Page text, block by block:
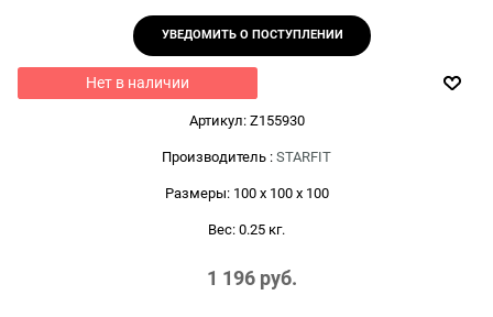
УВЕДОМИТЬ О ПОСТУПЛЕНИИ
Нет в наличии
Артикул: Z155930
Производитель : STARFIT
Размеры: 100 x 100 x 100
Вес: 0.25 кг.
1 196 руб.